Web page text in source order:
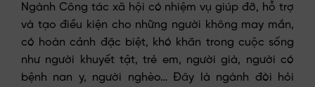
Ngành Công tác xã hội có nhiệm vụ giúp đỡ, hỗ trợ
và tạo điều kiện cho những người không may mắn,
có hoàn cảnh đặc biệt, khó khăn trong cuộc sống
như người khuyết tật, trẻ em, người già, người có
bệnh nan y, người nghèo… Đây là ngành đòi hỏi